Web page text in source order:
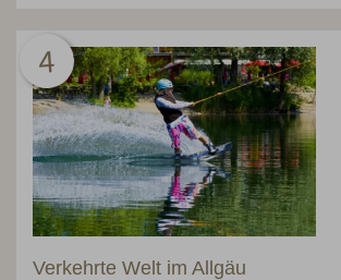
4
Verkehrte Welt im Allgäu